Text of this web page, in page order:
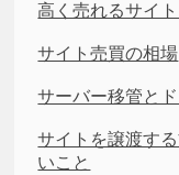
高く売れるサイ
サイト売買の相場
サーバー移管と
サイトを譲渡す
いこと